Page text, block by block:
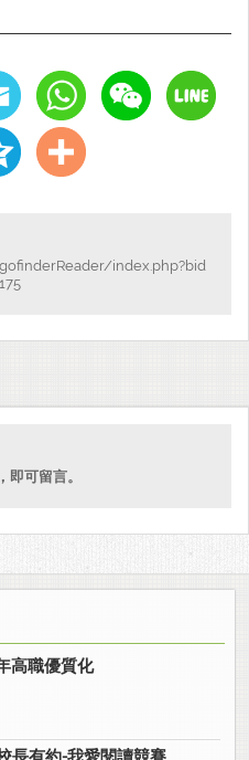
index.php?bid
即可留言。
高職優質化